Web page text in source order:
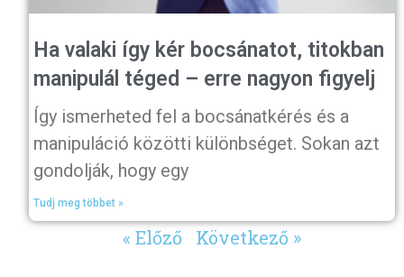
Ha valaki így kér bocsánatot, titokban
manipulál téged – erre nagyon figyelj
Így ismerheted fel a bocsánatkérés és a
manipuláció közötti különbséget. Sokan azt
gondolják, hogy egy
Tudj meg többet »
« Előző Következő »